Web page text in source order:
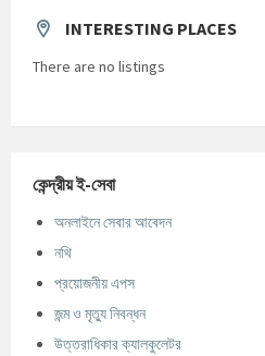
INTERESTING PLACES
There are no listings
কেন্দ্রীয় ই-সেবা
অনলাইনে সেবার আবেদন
নথি
প্রয়োজনীয় এপস
জন্ম ও মৃত্যু নিবন্ধন
উত্তরাধিকার ক্যালকুলেটর